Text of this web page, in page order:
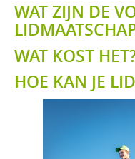
WAT ZIJN DE
WAT KOST
HOE KAN JE